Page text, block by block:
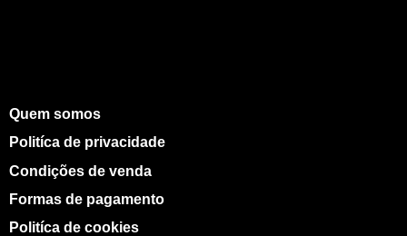
Quem somos
Politíca de privacidade
Condições de venda
Formas de pagamento
Politíca de cookies